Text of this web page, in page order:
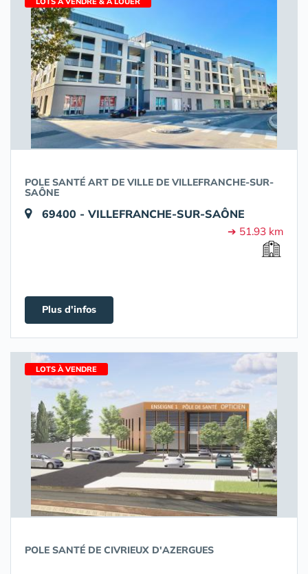
POLE SANTÉ ART DE VILLE DE VILLEFRANCHE-SUR-
SAÔNE
69400 - VILLEFRANCHE-SUR-SAÔNE
➔ 51.93 km
Plus d'infos
LOTS À VENDRE
POLE SANTÉ DE CIVRIEUX D'AZERGUES